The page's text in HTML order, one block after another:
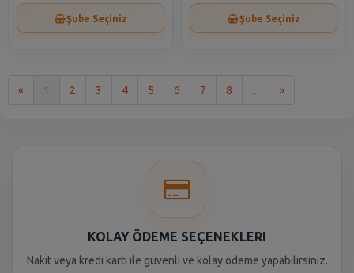
Şube Seçiniz Şube Seçiniz
« 1 2 3 4 5 6 7 8 ... »Son
KOLAY ÖDEME SEÇENEKLERI
Nakit veya kredi kartı ile güvenli ve kolay ödeme yapabilirsiniz.